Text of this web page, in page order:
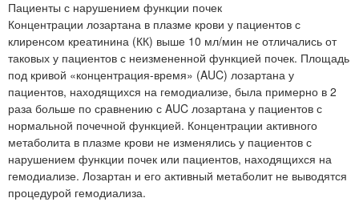
Пациенты с нарушением функции почек
Концентрации лозартана в плазме крови у пациентов с
клиренсом креатинина (КК) выше 10 мл/мин не отличались от
таковых у пациентов с неизмененной функцией почек. Площадь
под кривой «концентрация-время» (AUC) лозартана у
пациентов, находящихся на гемодиализе, была примерно в 2
раза больше по сравнению с AUC лозартана у пациентов с
нормальной почечной функцией. Концентрации активного
метаболита в плазме крови не изменялись у пациентов с
нарушением функции почек или пациентов, находящихся на
гемодиализе. Лозартан и его активный метаболит не выводятся
процедурой гемодиализа.